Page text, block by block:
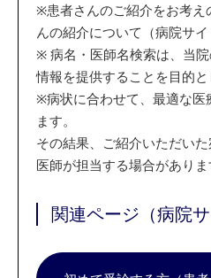
※患者さんのご紹介をお考
んの紹介について（病院サイ
※ 病名・医師名検索は、当
情報を提供することを目的と
※病状に合わせて、最適な
ます。
その結果、ご紹介いただい
医師が担当する場合がありま
関連ページ（病院サ